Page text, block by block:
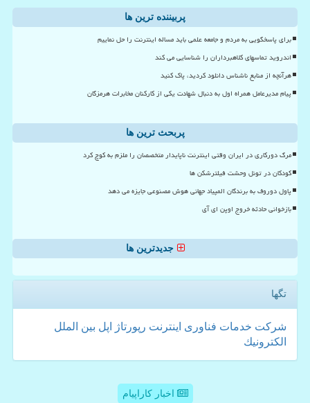
پربیننده ترین ها
برای پاسخگویی به مردم و جامعه علمی باید مساله اینترنت را حل نماییم
اندروید تماسهای کلاهبرداران را شناسایی می کند
هرآنچه از منابع ناشناس دانلود کردید، پاک کنید
پیام مدیرعامل همراه اول به دنبال شهادت یکی از کارکنان مخابرات هرمزگان
پربحث ترین ها
مرگ دورکاری در ایران وقتی اینترنت ناپایدار متخصصان را ملزم به کوچ کرد
کودکان در تونل وحشت فیلترشکن ها
پاول دوروف به برندگان المپیاد جهانی هوش مصنوعی جایزه می دهد
بازخوانی حادثه خروج اوپن ای آی
جدیدترین ها
تگها
شركت خدمات فناوری اینترنت رپورتاژ اپل بین الملل
الكترونیك
اخبار کاراپیام